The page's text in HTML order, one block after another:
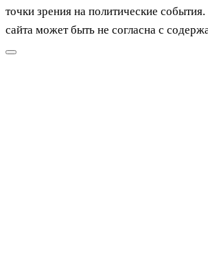
точки зрения на политические
сайта может быть не согласна с